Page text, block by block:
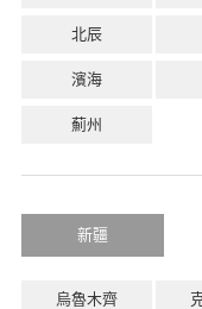
北辰
濱海
薊州
新疆
烏魯木齊